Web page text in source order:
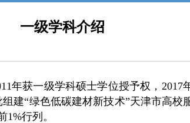
一级学科介绍
年获一级学科硕士学位授予权，2017
建“绿色低碳建材新技术”天津市高校
1%行列。